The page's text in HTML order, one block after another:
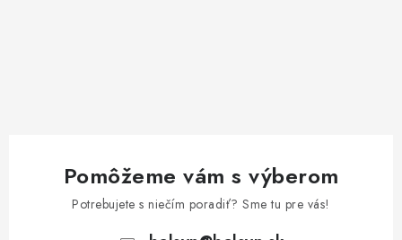
Pomôžeme vám s výberom
Potrebujete s niečím poradiť? Sme tu pre vás!